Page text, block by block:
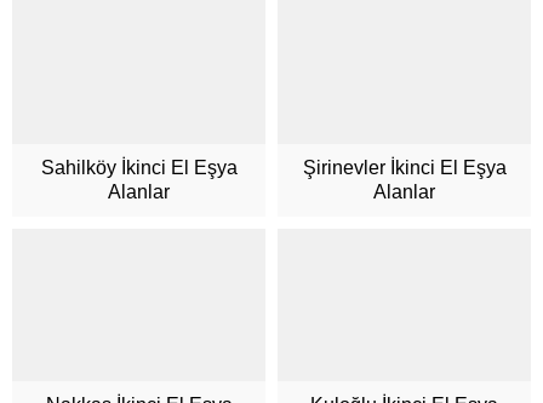
Sahilköy İkinci El Eşya
Alanlar
Şirinevler İkinci El Eşya
Alanlar